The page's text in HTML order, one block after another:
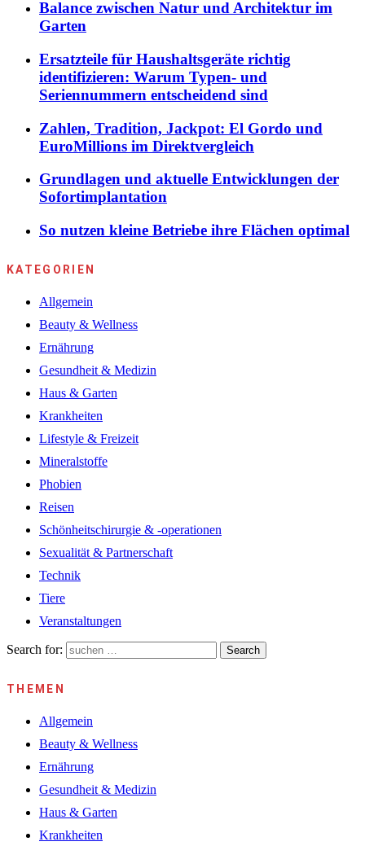
Balance zwischen Natur und Architektur im
Garten
Ersatzteile für Haushaltsgeräte richtig
identifizieren: Warum Typen- und
Seriennummern entscheidend sind
Zahlen, Tradition, Jackpot: El Gordo und
EuroMillions im Direktvergleich
Grundlagen und aktuelle Entwicklungen der
Sofortimplantation
So nutzen kleine Betriebe ihre Flächen optimal
KATEGORIEN
Allgemein
Beauty & Wellness
Ernährung
Gesundheit & Medizin
Haus & Garten
Krankheiten
Lifestyle & Freizeit
Mineralstoffe
Phobien
Reisen
Schönheitschirurgie & -operationen
Sexualität & Partnerschaft
Technik
Tiere
Veranstaltungen
Search for: Search
THEMEN
Allgemein
Beauty & Wellness
Ernährung
Gesundheit & Medizin
Haus & Garten
Krankheiten